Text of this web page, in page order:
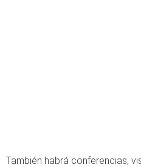
También habrá conferencias,